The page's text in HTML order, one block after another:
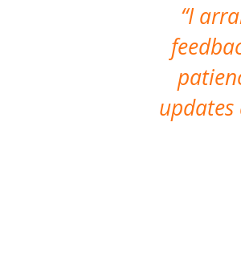
I
updates